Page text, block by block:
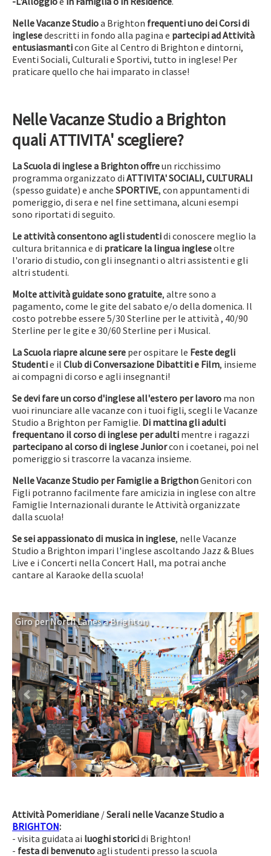
Nelle Vacanze Studioa Brighton frequenti uno dei Corsi di
inglesedescritti in fondo alla pagina e partecipi ad Attività
entusiasmanticon Gite al Centro di Brighton e dintorni,
Eventi Sociali, Culturali e Sportivi, tutto in inglese! Per
praticare quello che hai imparato in classe!
Nelle Vacanze Studio a Brighton
quali ATTIVITA' scegliere?
La Scuola di inglese a Brighton offreun ricchissimo
programma organizzato di ATTIVITA' SOCIALI, CULTURALI
(spesso guidate) e anche SPORTIVE, con appuntamenti di
pomeriggio, di sera e nel fine settimana, alcuni esempi
sono riportati di seguito.
Le attività consentonoagli studentidi conoscere meglio la
cultura britannica e di praticare la lingua ingleseoltre
l'orario di studio, con gli insegnanti o altri assistenti e gli
altri studenti.
Molte attività guidatesono gratuite, altre sono a
pagamento, come le gite del sabato e/o della domenica. Il
costo potrebbe essere 5/30 Sterline per le attività , 40/90
Sterline per le gite e 30/60 Sterline per i Musical.
La Scuola riapre alcune sere per ospitare le Feste degli
Studentie il Club di Conversazione Dibattiti e Film, insieme
ai compagni di corso e agli insegnanti!
Se devi fare un corso d'inglese all'estero per lavoro ma non
vuoi rinunciare alle vacanze con i tuoi figli, scegli le Vacanze
Studio a Brighton per Famiglie. Di mattina gli adulti
frequentano il corso di inglese per adulti mentre i ragazzi
partecipano al corso di inglese Juniorcon i coetanei, poi nel
pomeriggio si trascorre la vacanza insieme.
Nelle Vacanze Studio per Famiglie a BrigthonGenitori con
Figli potranno facilmente fare amicizia in inglese con altre
Famiglie Internazionali durante le Attività organizzate
dalla scuola!
Se sei appassionato di musica in inglese, nelle Vacanze
Studio a Brighton impari l'inglese ascoltando Jazz & Blues
Live e i Concerti nella Concert Hall, ma potrai anche
cantare al Karaoke della scuola!
Giro per North Lanes a Brighton
Attività Pomeridiane /Serali nelle Vacanze Studio a
BRIGHTON:
- visita guidata ai luoghi storicidi Brighton!
- festa di benvenutoagli studenti presso la scuola